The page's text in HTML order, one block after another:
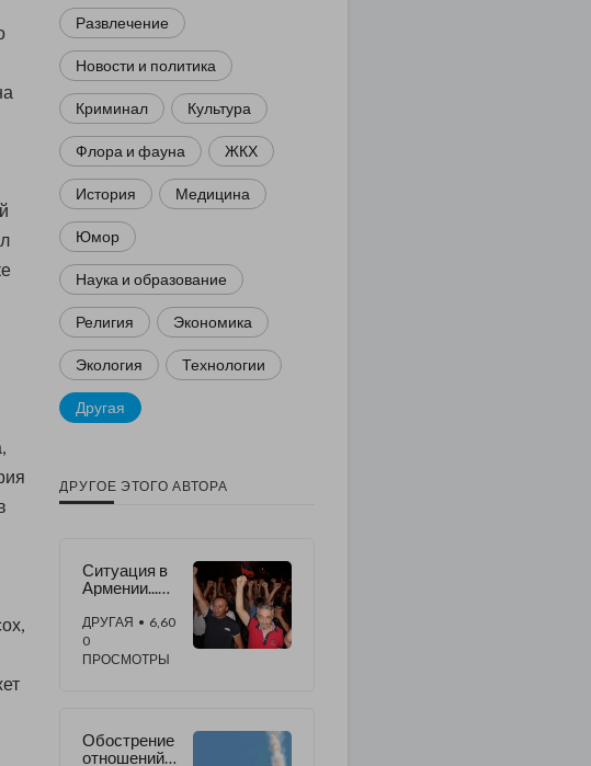
Развлечение
Новости и политика
Криминал Культура
Флора и фауна ЖКХ
История Медицина
Юмор
Наука и образование
Религия Экономика
Экология Технологии
Другая
ДРУГОЕ ЭТОГО АВТОРА
Ситуация в
Армении...
дальше?
ДРУГАЯ • 6,60
0
ПРОСМОТРЫ
Обострение
отношений